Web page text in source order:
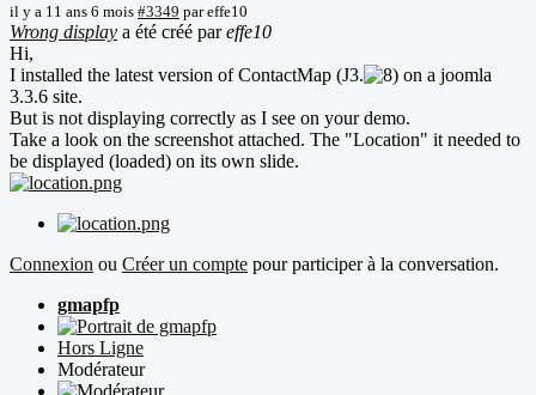
il y a 11 ans 6 mois #3349 pareffe10
Wrong display a été créé pareffe10
Hi,
I installed the latest version of ContactMap (J3.
on a joomla
3.3.6 site.
But is not displaying correctly as I see on your demo.
Take a look on the screenshot attached. The "Location" it needed to
be displayed (loaded) on its own slide.
Connexion ou Créer un compte pour participer à la conversation.
gmapfp
Hors Ligne
Modérateur